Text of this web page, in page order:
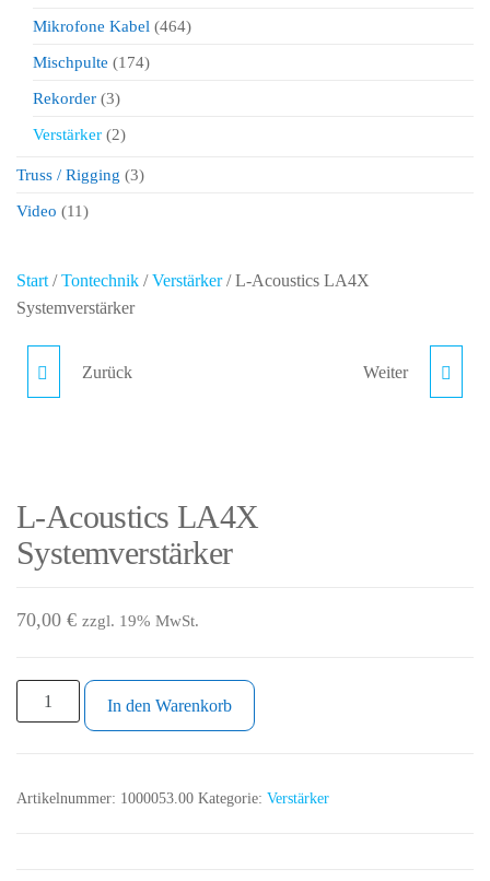
Mikrofone Kabel (464)
Mischpulte (174)
Rekorder (3)
Verstärker (2)
Truss / Rigging (3)
Video (11)
Start /Tontechnik /Verstärker/ L-Acoustics LA4X
Systemverstärker
L-ACOUSTICS LA12X
Zurück Weiter
L-Acoustics LA4X
Systemverstärker
70,00 € zzgl. 19% MwSt.
In den Warenkorb
Artikelnummer: 1000053.00 Kategorie: Verstärker